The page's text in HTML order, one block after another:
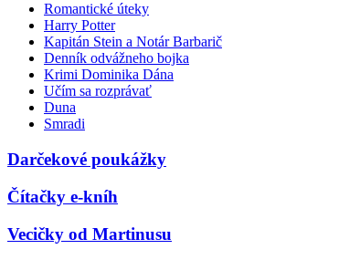
Romantické úteky
Harry Potter
Kapitán Stein a Notár Barbarič
Denník odvážneho bojka
Krimi Dominika Dána
Učím sa rozprávať
Duna
Smradi
Darčekové poukážky
Čítačky e-kníh
Vecičky od Martinusu